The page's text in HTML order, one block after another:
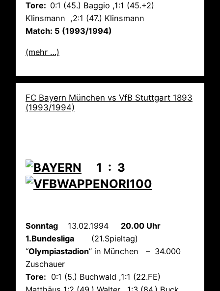
Tore: 0:1 (45.) Baggio ,1:1 (45.+2)
Klinsmann ,2:1 (47.) Klinsmann
Match: 5 (1993/1994)
(mehr …)
FC Bayern München vs VfB Stuttgart 1893
(1993/1994)
1 : 3
Sonntag 13.02.1994 20.00 Uhr
1.Bundesliga (21.Spieltag)
“Olympiastadion” in München – 34.000
Zuschauer
Tore: 0:1 (5.) Buchwald ,1:1 (22.FE)